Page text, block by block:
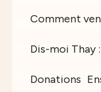
Comment
Dis-moi Thay
Donations